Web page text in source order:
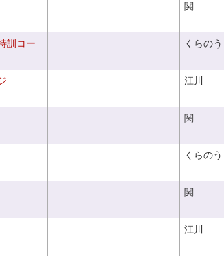
関
訓コー
くらのう
江川
関
くらのう
関
江川